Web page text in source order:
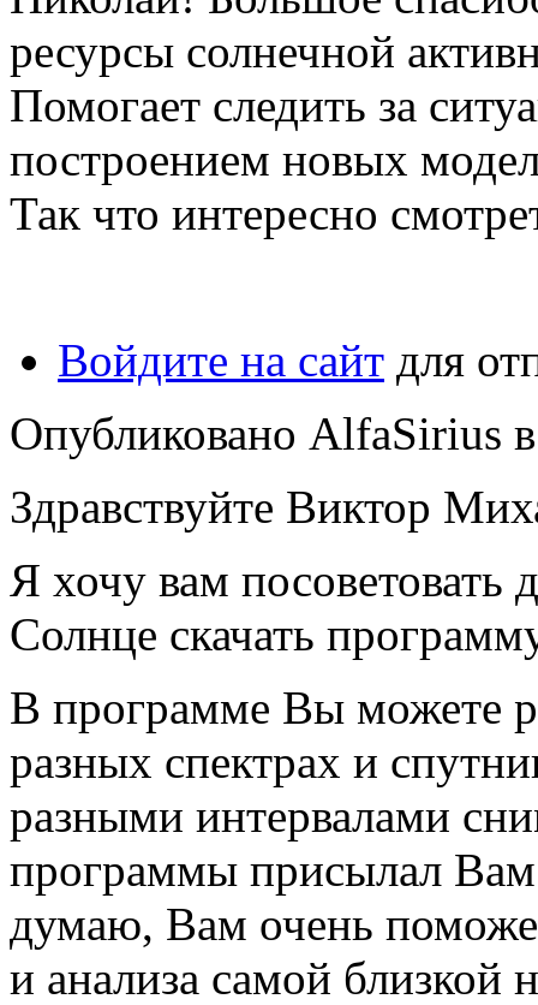
ресурсы солнечной
Помогает следить за
построением новых
Так что интересно
Войдите на сайт для
Опубликовано AlfaSirius
Здравствуйте Виктор
Я хочу вам посоветовать
Солнце скачать
В программе Вы можете
разных спектрах и
разными интервалами
программы присылал
думаю, Вам очень
и анализа самой близкой